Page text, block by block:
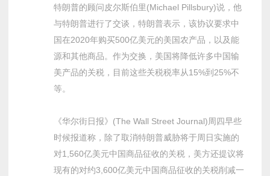
特朗普的顾问皮尔斯伯里(Michael Pillsbury)说，他
与特朗普进行了交谈，特朗普表示，该协议要求中
国在2020年购买500亿美元的美国农产品，以及能
源和其他商品。作为交换，美国将降低许多中国输
美产品的关税，目前这些关税税率从15%到25%不
等。
《华尔街日报》(The Wall Street Journal)周四早些
时候报道称，除了取消特朗普威胁将于周日实施的
对1,560亿美元中国商品征收的关税，美方还提议将
现有的对约3,600亿美元中国商品征收的关税削减一